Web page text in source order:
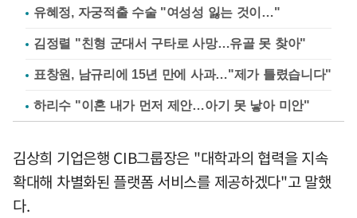
유혜정, 자궁적출 수술 "여성성 잃는 것이…"
김정렬 "친형 군대서 구타로 사망…유골 못 찾아"
표창원, 남규리에 15년 만에 사과…"제가 틀렸습니다"
하리수 "이혼 내가 먼저 제안…아기 못 낳아 미안"
김상희 기업은행 CIB그룹장은 "대학과의 협력을 지속
확대해 차별화된 플랫폼 서비스를 제공하겠다"고 말했
다.